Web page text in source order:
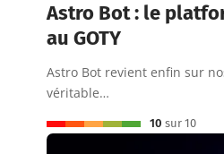
Astro Bot : le
au GOTY
Astro Bot revient enfin sur
véritable…
10 sur 10